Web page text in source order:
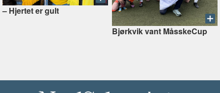
–⁠ Hjertet er gult
Bjørkvik vant MåsskeCup